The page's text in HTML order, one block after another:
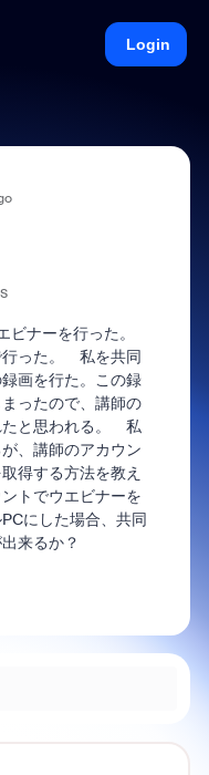
Login
ビナーを行った。
行った。 私を共同
画を行た。この録
ったので、講師の
たと思われる。 私
、講師のアカウン
得する方法を教え
トでウエビナーを
PCにした場合、共同
来るか？